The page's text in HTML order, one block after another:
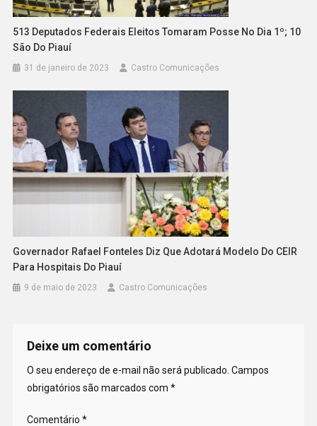
513 Deputados Federais Eleitos Tomaram Posse No Dia 1º; 10
São Do Piauí
31 de janeiro de 2023 Castro Comunicações
Governador Rafael Fonteles Diz Que Adotará Modelo Do CEIR
Para Hospitais Do Piauí
9 de maio de 2023 Castro Comunicações
Deixe um comentário
O seu endereço de e-mail não será publicado. Campos
obrigatórios são marcados com *
Comentário *